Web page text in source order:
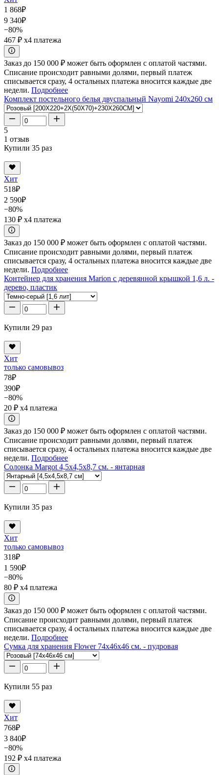
1 868₽
9 340₽
−80%
467 ₽ x4 платежа
Заказ до 150 000 ₽ может быть оформлен с оплатой частями.
Списание происходит равными долями, первый платеж
списывается сразу, 4 остальных платежа вносится каждые две
недели. Подробнее
Комплект постельного белья двуспальный Nayomi 240x260 см
5
1 отзыв
Купили 35 раз
Хит
518₽
2 590₽
−80%
130 ₽ x4 платежа
Заказ до 150 000 ₽ может быть оформлен с оплатой частями.
Списание происходит равными долями, первый платеж
списывается сразу, 4 остальных платежа вносится каждые две
недели. Подробнее
Контейнер для хранения Marion с деревянной крышкой 1,6 л. -
дерево, пластик
Купили 29 раз
Хит
только самовывоз
78₽
390₽
−80%
20 ₽ x4 платежа
Заказ до 150 000 ₽ может быть оформлен с оплатой частями.
Списание происходит равными долями, первый платеж
списывается сразу, 4 остальных платежа вносится каждые две
недели. Подробнее
Солонка Margot 4,5x4,5x8,7 см. - янтарная
Купили 35 раз
Хит
только самовывоз
318₽
1 590₽
−80%
80 ₽ x4 платежа
Заказ до 150 000 ₽ может быть оформлен с оплатой частями.
Списание происходит равными долями, первый платеж
списывается сразу, 4 остальных платежа вносится каждые две
недели. Подробнее
Сумка для хранения Flower 74x46x46 см. - пудровая
Купили 55 раз
Хит
768₽
3 840₽
−80%
192 ₽ x4 платежа